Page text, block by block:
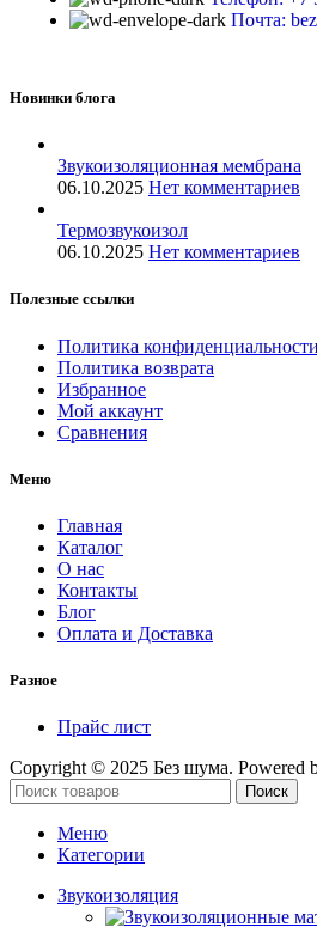
Почта:
Новинки блога
Звукоизоляционная мембрана
06.10.2025 Нет комментариев
Термозвукоизол
06.10.2025 Нет комментариев
Полезные ссылки
Политика конфиденциальности
Политика возврата
Избранное
Мой аккаунт
Сравнения
Меню
Главная
Каталог
О нас
Контакты
Блог
Оплата и Доставка
Разное
Прайс лист
Copyright © 2025 Без шума. Powered
Поиск
Меню
Категории
Звукоизоляция